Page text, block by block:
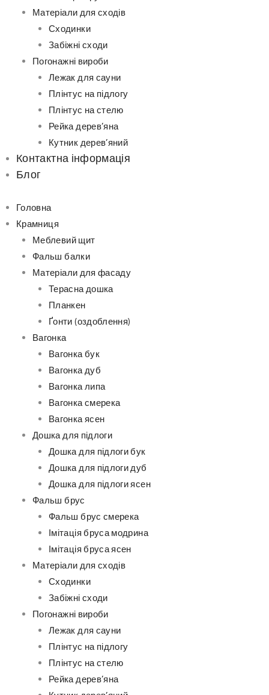
Матеріали для сходів
Сходинки
Забіжні сходи
Погонажні вироби
Лежак для сауни
Плінтус на підлогу
Плінтус на стелю
Рейка дерев’яна
Кутник дерев’яний
Контактна інформація
Блог
Головна
Крамниця
Меблевий щит
Фальш балки
Матеріали для фасаду
Терасна дошка
Планкен
Ґонти (оздоблення)
Вагонка
Вагонка бук
Вагонка дуб
Вагонка липа
Вагонка смерека
Вагонка ясен
Дошка для підлоги
Дошка для підлоги бук
Дошка для підлоги дуб
Дошка для підлоги ясен
Фальш брус
Фальш брус смерека
Імітація бруса модрина
Імітація бруса ясен
Матеріали для сходів
Сходинки
Забіжні сходи
Погонажні вироби
Лежак для сауни
Плінтус на підлогу
Плінтус на стелю
Рейка дерев’яна